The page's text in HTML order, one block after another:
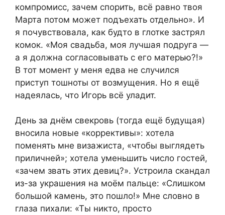
компромисс, зачем спорить, всё равно твоя
Марта потом может подъехать отдельно». И
я почувствовала, как будто в глотке застрял
комок. «Моя свадьба, моя лучшая подруга —
а я должна согласовывать с его матерью?!»
В тот момент у меня едва не случился
приступ тошноты от возмущения. Но я ещё
надеялась, что Игорь всё уладит.
День за днём свекровь (тогда ещё будущая)
вносила новые «коррективы»: хотела
поменять мне визажиста, «чтобы выглядеть
приличней»; хотела уменьшить число гостей,
«зачем звать этих девиц?». Устроила скандал
из-за украшения на моём пальце: «Слишком
большой камень, это пошло!» Мне словно в
глаза пихали: «Ты никто, просто